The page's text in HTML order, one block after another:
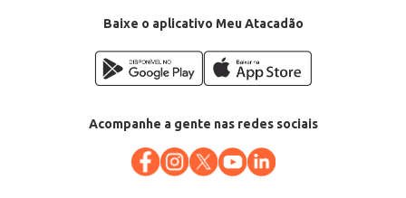
Baixe o aplicativo Meu Atacadão
Acompanhe a gente nas redes sociais